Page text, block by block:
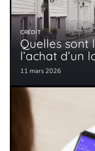
CRÉDIT
Quelles sont
l’achat d’un
11 mars 2026